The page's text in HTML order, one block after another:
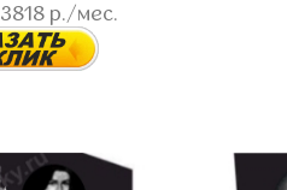
3818р./мес.